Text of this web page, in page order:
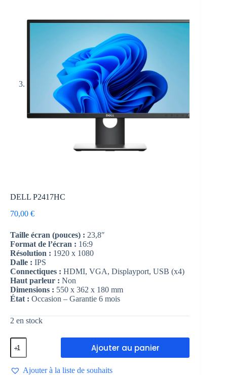
DELL P2417HC
70,00 €
Taille écran (pouces) : 23,8″
Format de l’écran : 16:9
Résolution : 1920 x 1080
Dalle : IPS
Connectiques : HDMI, VGA, Displayport, USB (x4)
Haut parleur : Non
Dimensions : 550 x 362 x 180 mm
État : Occasion – Garantie 6 mois
2 en stock
Ajouter au panier
Ajouter à la liste de souhaits